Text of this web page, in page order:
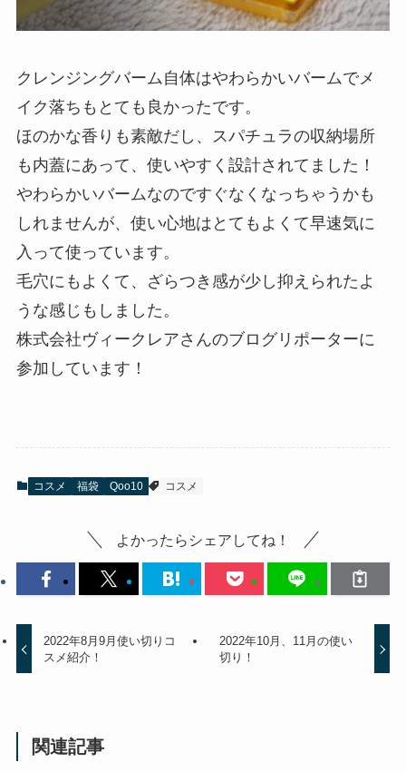
クレンジングバーム自体はやわらかいバームでメ
イク落ちもとても良かったです。
ほのかな香りも素敵だし、スパチュラの収納場所
も内蓋にあって、使いやすく設計されてました！
やわらかいバームなのですぐなくなっちゃうかも
しれませんが、使い心地はとてもよくて早速気に
入って使っています。
毛穴にもよくて、ざらつき感が少し抑えられたよ
うな感じもしました。
株式会社ヴィークレアさんのブログリポーターに
参加しています！
コスメ 福袋 Qoo10 コスメ
よかったらシェアしてね！
2022年8月9月使い切りコ
スメ紹介！
2022年10月、11月の使い
切り！
関連記事